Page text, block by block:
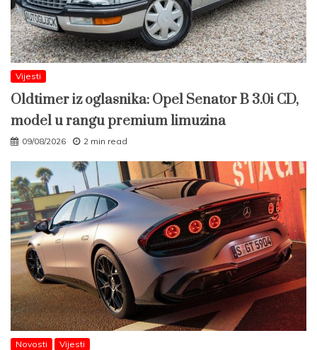
Vijesti
Oldtimer iz oglasnika: Opel Senator B 3.0i CD,
model u rangu premium limuzina
09/08/2026 2 min read
Novosti Vijesti